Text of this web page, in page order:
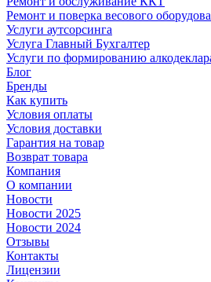
Ремонт и поверка весового
Услуги аутсорсинга
Услуга Главный Бухгалтер
Услуги по формированию
Блог
Бренды
Как купить
Условия оплаты
Условия доставки
Гарантия на товар
Возврат товара
Компания
О компании
Новости
Новости 2025
Новости 2024
Отзывы
Контакты
Лицензии